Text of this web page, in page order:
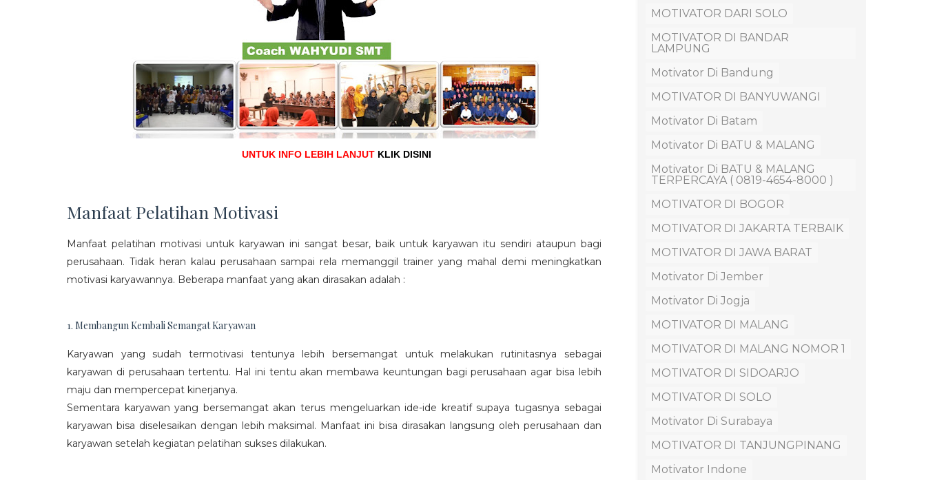
UNTUK INFO LEBIH LANJUT KLIK DISINI
Manfaat Pelatihan Motivasi
Manfaat pelatihan motivasi untuk karyawan ini sangat besar, baik untuk karyawan itu sendiri ataupun bagi
perusahaan. Tidak heran kalau perusahaan sampai rela memanggil trainer yang mahal demi meningkatkan
motivasi karyawannya. Beberapa manfaat yang akan dirasakan adalah :
1. Membangun Kembali Semangat Karyawan
Karyawan yang sudah termotivasi tentunya lebih bersemangat untuk melakukan rutinitasnya sebagai
karyawan di perusahaan tertentu. Hal ini tentu akan membawa keuntungan bagi perusahaan agar bisa lebih
maju dan mempercepat kinerjanya.
Sementara karyawan yang bersemangat akan terus mengeluarkan ide-ide kreatif supaya tugasnya sebagai
karyawan bisa diselesaikan dengan lebih maksimal. Manfaat ini bisa dirasakan langsung oleh perusahaan dan
karyawan setelah kegiatan pelatihan sukses dilakukan.
MOTIVATOR DARI SOLO
MOTIVATOR DI BANDAR
LAMPUNG
Motivator Di Bandung
MOTIVATOR DI BANYUWANGI
Motivator Di Batam
Motivator Di BATU & MALANG
Motivator Di BATU & MALANG
TERPERCAYA ( 0819-4654-8000 )
MOTIVATOR DI BOGOR
MOTIVATOR DI JAKARTA TERBAIK
MOTIVATOR DI JAWA BARAT
Motivator Di Jember
Motivator Di Jogja
MOTIVATOR DI MALANG
MOTIVATOR DI MALANG NOMOR 1
MOTIVATOR DI SIDOARJO
MOTIVATOR DI SOLO
Motivator Di Surabaya
MOTIVATOR DI TANJUNGPINANG
Motivator Indone